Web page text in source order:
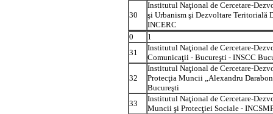
30
Institutul Naţional de Cercetare-
şi Urbanism şi Dezvoltare Teritorială
INCERC
0
1
31
Institutul Naţional de Cercetare-
Comunicaţii - Bucureşti - INSCC
32
Institutul Naţional de Cercetare-
Protecţia Muncii „Alexandru
Bucureşti
33
Institutul Naţional de Cercetare-
Muncii şi Protecţiei Sociale -